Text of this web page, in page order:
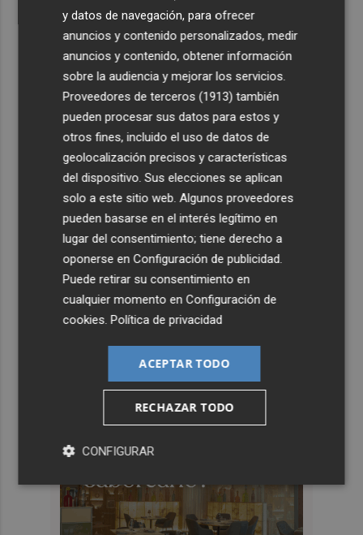
y datos de navegación, para ofrecer
anuncios y contenido personalizados, medir
anuncios y contenido, obtener información
sobre la audiencia y mejorar los servicios.
Proveedores de terceros (1913) también
pueden procesar sus datos para estos y
otros fines, incluido el uso de datos de
geolocalización precisos y características
del dispositivo. Sus elecciones se aplican
solo a este sitio web. Algunos proveedores
pueden basarse en el interés legítimo en
lugar del consentimiento; tiene derecho a
oponerse enConfiguración de publicidad
Puede retirar su consentimiento en
cualquier momento enConfiguración de
cookies .Política de privacidad
ACEPTAR TODO
RECHAZAR TODO
CONFIGURAR